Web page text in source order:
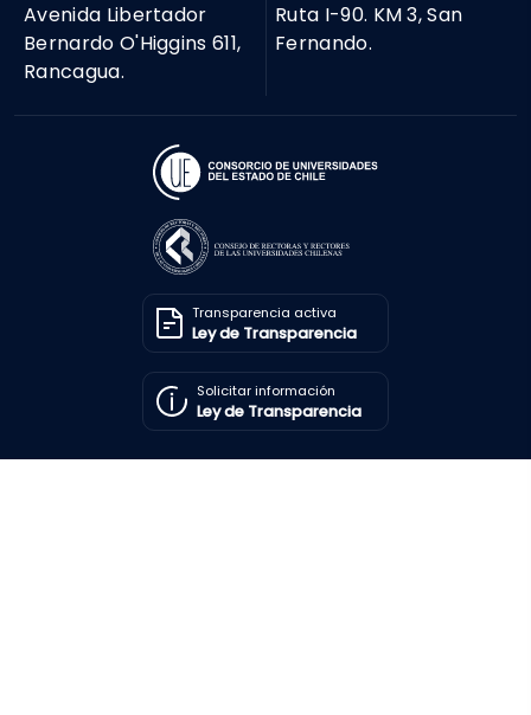
Avenida Libertador
Bernardo O'Higgins 611,
Rancagua.
Ruta I-90. KM 3, San
Fernando.
Transparencia activa
Ley de Transparencia
Solicitar información
Ley de Transparencia